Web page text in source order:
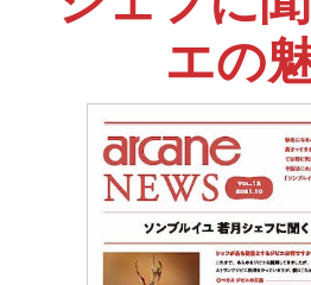
エの